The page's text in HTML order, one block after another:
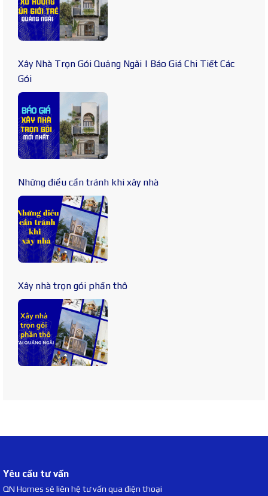
Xây Nhà Trọn Gói Quảng Ngãi | Báo Giá Chi Tiết Các
Gói
Những điều cần tránh khi xây nhà
Xây nhà trọn gói phần thô
Yêu cầu tư vấn
QN Homes sẽ liên hệ tư vấn qua điện thoại